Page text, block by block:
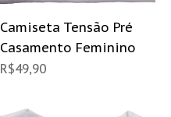
Camiseta Tensão Pré
Casamento Feminino
R$49,90